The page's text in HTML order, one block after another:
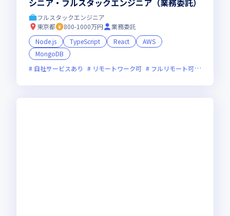
シニア・フルスタックエンジニア（業務委託）
フルスタックエンジニア
東京都
800-1000万円
業務委託
Node.js
TypeScript React
AWS
MongoDB
自社サービスあり
リモートワーク可 フルリモート可